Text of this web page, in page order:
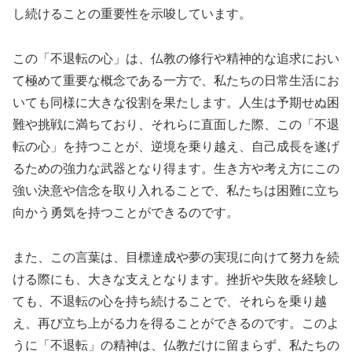
し続けることの重要性を示唆しています。
この「不退転の心」は、仏教の修行や精神的な追求におい
て極めて重要な概念である一方で、私たちの日常生活にお
いても同様に大きな役割を果たします。人生は予期せぬ困
難や挑戦に満ちており、それらに直面した際、この「不退
転の心」を持つことが、逆境を乗り越え、自己成長を遂げ
るための強力な武器となり得ます。生き方や考え方にこの
強い決意や信念を取り入れることで、私たちは困難に立ち
向かう勇気を持つことができるのです。
また、この言葉は、目標達成や夢の実現に向けて努力を続
ける際にも、大きな支えとなります。挫折や失敗を経験し
ても、不退転の心を持ち続けることで、それらを乗り越
え、再び立ち上がる力を得ることができるのです。このよ
うに「不退転」の精神は、仏教だけに留まらず、私たちの